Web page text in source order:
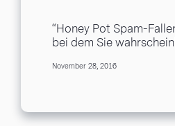
“Honey Pot Spam-
bei dem Sie
Falle zu stellen. Es...
November 28, 2016